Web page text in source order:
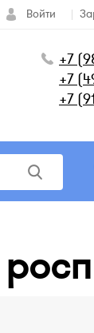
Войти
+7
+7
+7